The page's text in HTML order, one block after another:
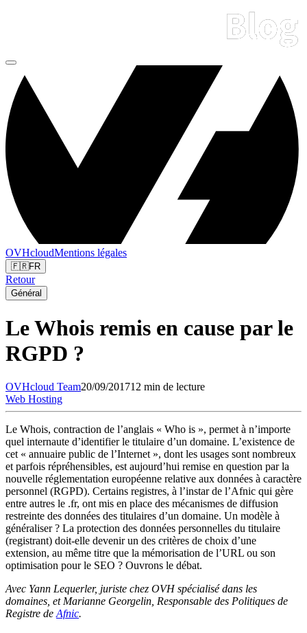
OVHcloudMentions légales
🇫🇷FR
Retour
Général
Le Whois remis en cause par le
RGPD ?
OVHcloud Team20/09/201712 min de lecture
Web Hosting
Le Whois, contraction de l’anglais « Who is », permet à n’importe
quel internaute d’identifier le titulaire d’un domaine. L’existence de
cet « annuaire public de l’Internet », dont les usages sont nombreux
et parfois répréhensibles, est aujourd’hui remise en question par la
nouvelle réglementation européenne relative aux données à caractère
personnel (RGPD). Certains registres, à l’instar de l’Afnic qui gère
entre autres le .fr, ont mis en place des mécanismes de diffusion
restreinte des données des titulaires d’un domaine. Un modèle à
généraliser ? La protection des données personnelles du titulaire
(registrant) doit-elle devenir un des critères de choix d’une
extension, au même titre que la mémorisation de l’URL ou son
optimisation pour le SEO ? Ouvrons le débat.
Avec Yann Lequerler, juriste chez OVH spécialisé dans les
domaines, et Marianne Georgelin, Responsable des Politiques de
Registre de Afnic.